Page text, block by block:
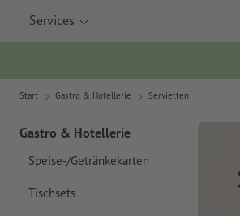
Services
Start Gastro & Hotellerie Servietten
Gastro & Hotellerie
Speise-/Getränkekarten
Tischsets